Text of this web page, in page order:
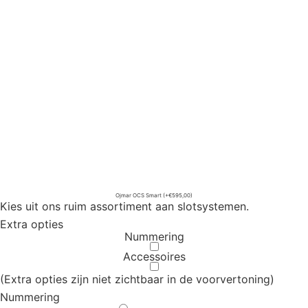
Ojmar OCS Smart (+€595,00)
Kies uit ons ruim assortiment aan slotsystemen.
Extra opties
Nummering
Accessoires
(Extra opties zijn niet zichtbaar in de voorvertoning)
Nummering